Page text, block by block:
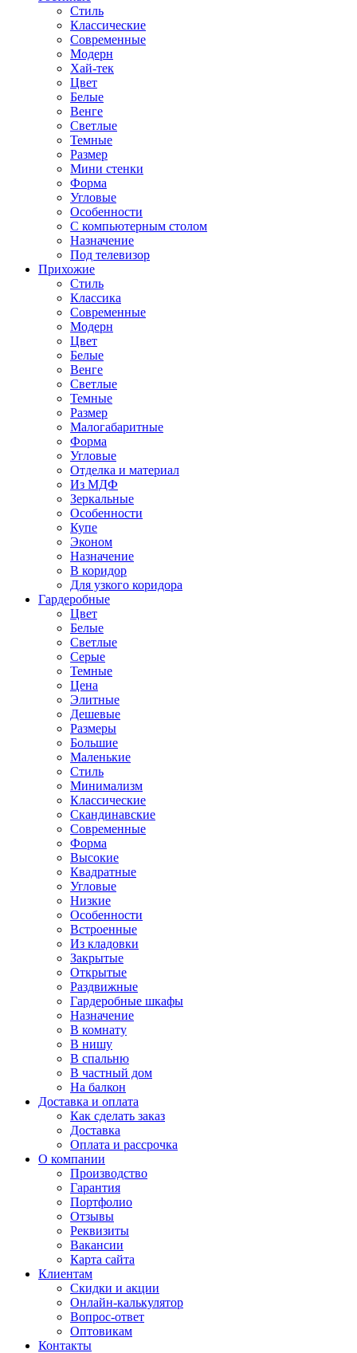
Стиль
Классические
Современные
Модерн
Хай-тек
Цвет
Белые
Венге
Светлые
Темные
Размер
Мини стенки
Форма
Угловые
Особенности
С компьютерным столом
Назначение
Под телевизор
Прихожие
Стиль
Классика
Современные
Модерн
Цвет
Белые
Венге
Светлые
Темные
Размер
Малогабаритные
Форма
Угловые
Отделка и материал
Из МДФ
Зеркальные
Особенности
Купе
Эконом
Назначение
В коридор
Для узкого коридора
Гардеробные
Цвет
Белые
Светлые
Серые
Темные
Цена
Элитные
Дешевые
Размеры
Большие
Маленькие
Стиль
Минимализм
Классические
Скандинавские
Современные
Форма
Высокие
Квадратные
Угловые
Низкие
Особенности
Встроенные
Из кладовки
Закрытые
Открытые
Раздвижные
Гардеробные шкафы
Назначение
В комнату
В нишу
В спальню
В частный дом
На балкон
Доставка и оплата
Как сделать заказ
Доставка
Оплата и рассрочка
О компании
Производство
Гарантия
Портфолио
Отзывы
Реквизиты
Вакансии
Карта сайта
Клиентам
Скидки и акции
Онлайн-калькулятор
Вопрос-ответ
Оптовикам
Контакты